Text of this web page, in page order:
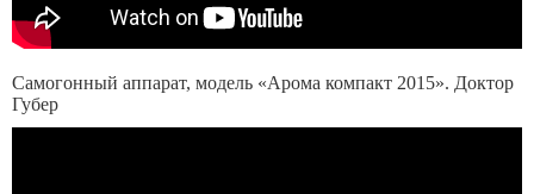
Самогонный аппарат, модель «Арома компакт 2015». Доктор
Губер